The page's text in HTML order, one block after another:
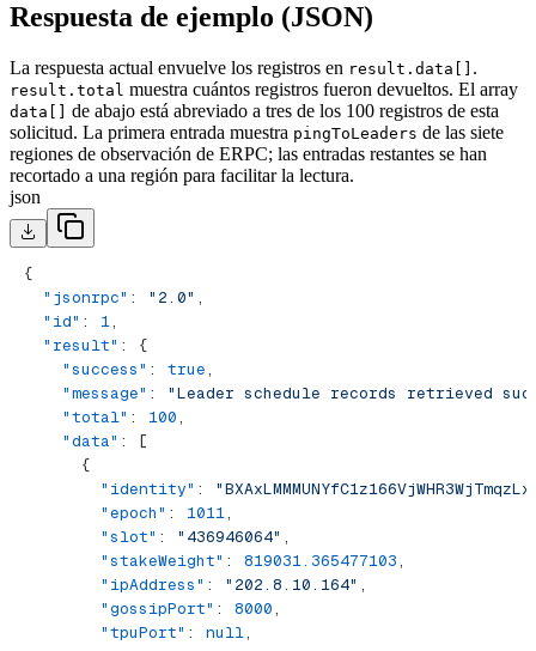
Respuesta de ejemplo (JSON)
La respuesta actual envuelve los registros en result.data[] .
result.total muestra cuántos registros fueron devueltos. El array
data[]
de abajo está abreviado a tres de los 100 registros de esta
solicitud. La primera entrada muestra pingToLeaders de las siete
regiones de observación de ERPC; las entradas restantes se han
recortado a una región para facilitar la lectura.
json
{
  "jsonrpc"
: "2.0" ,
  "id"
: 1,
  "result"
: {
    "success"
: true,
    "message"
: "Leader schedule records retrieved
    "total"
: 100,
    "data"
: [
      {
        "identity"
:
        "epoch"
: 1011,
        "slot"
: "436946064" ,
        "stakeWeight"
: 819031.365477103,
        "ipAddress"
: "202.8.10.164" ,
        "gossipPort"
: 8000,
        "tpuPort"
: null,